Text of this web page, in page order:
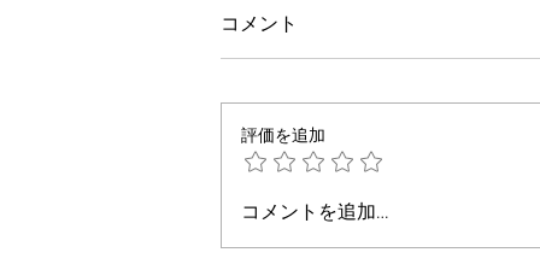
TPE とシリコンの色移りを効果
コメント
評価を追加
コメントを追加…